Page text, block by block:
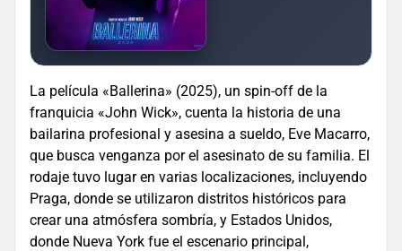
La película «Ballerina» (2025), un spin-off de la
franquicia «John Wick», cuenta la historia de una
bailarina profesional y asesina a sueldo, Eve Macarro,
que busca venganza por el asesinato de su familia. El
rodaje tuvo lugar en varias localizaciones, incluyendo
Praga, donde se utilizaron distritos históricos para
crear una atmósfera sombría, y Estados Unidos,
donde Nueva York fue el escenario principal,